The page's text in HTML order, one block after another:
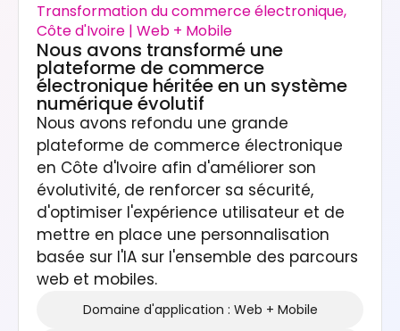
Transformation du commerce électronique,
Côte d'Ivoire | Web + Mobile
Nous avons transformé une
plateforme de commerce
électronique héritée en un système
numérique évolutif
Nous avons refondu une grande
plateforme de commerce électronique
en Côte d'Ivoire afin d'améliorer son
évolutivité, de renforcer sa sécurité,
d'optimiser l'expérience utilisateur et de
mettre en place une personnalisation
basée sur l'IA sur l'ensemble des parcours
web et mobiles.
Domaine d'application : Web + Mobile